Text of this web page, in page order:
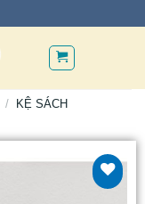
/ KỆ SÁCH